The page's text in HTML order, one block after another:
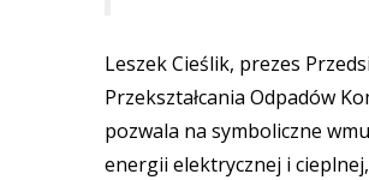
Leszek Cieślik, prezes
Przekształcania Odpadów
pozwala na symboliczne
energii elektrycznej i